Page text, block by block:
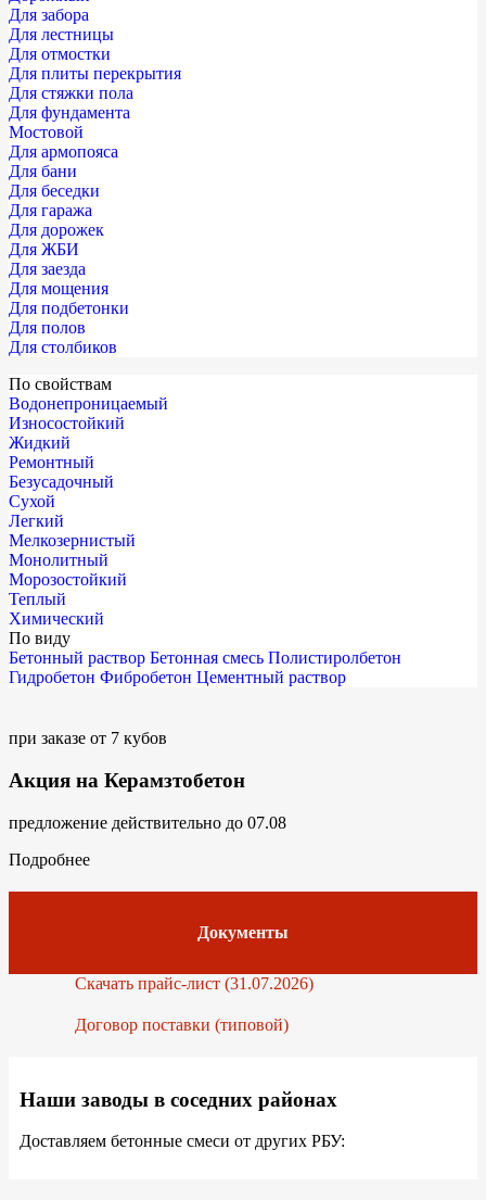
Для забора
Для лестницы
Для отмостки
Для плиты перекрытия
Для стяжки пола
Для фундамента
Мостовой
Для армопояса
Для бани
Для беседки
Для гаража
Для дорожек
Для ЖБИ
Для заезда
Для мощения
Для подбетонки
Для полов
Для столбиков
По свойствам
Водонепроницаемый
Износостойкий
Жидкий
Ремонтный
Безусадочный
Сухой
Легкий
Мелкозернистый
Монолитный
Морозостойкий
Теплый
Химический
По виду
Бетонный раствор Бетонная смесь Полистиролбетон
Гидробетон Фибробетон Цементный раствор
при заказе от 7 кубов
Акция на Керамзтобетон
предложение действительно до 07.08
Подробнее
Документы
Скачать прайс-лист (31.07.2026)
Договор поставки (типовой)
Наши заводы в соседних районах
Доставляем бетонные смеси от других РБУ: